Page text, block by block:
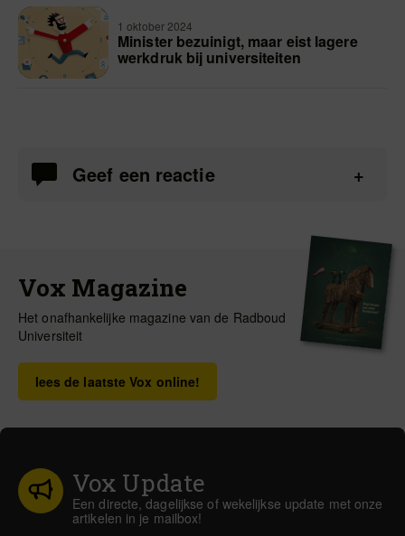
1 oktober 2024
Minister bezuinigt, maar eist lagere
werkdruk bij universiteiten
Geef een reactie
Vox Magazine
Het onafhankelijke magazine van de Radboud
Universiteit
lees de laatste Vox online!
Vox Update
Een directe, dagelijkse of wekelijkse update met onze
artikelen in je mailbox!